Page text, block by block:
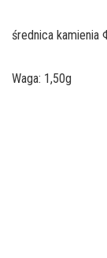
średnica kamienia
Waga: 1,50g